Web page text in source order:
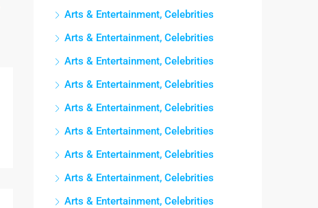
Arts & Entertainment, Celebrities
Arts & Entertainment, Celebrities
Arts & Entertainment, Celebrities
Arts & Entertainment, Celebrities
Arts & Entertainment, Celebrities
Arts & Entertainment, Celebrities
Arts & Entertainment, Celebrities
Arts & Entertainment, Celebrities
Arts & Entertainment, Celebrities